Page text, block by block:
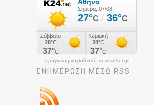
πρόγνωση καιρού από το weather.gr
ΕΝΗΜΈΡΩΣΉ ΜΕΣΩ RSS